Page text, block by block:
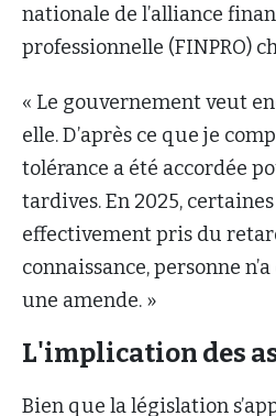
nationale de l’alliance
professionnelle (FINPRO)
« Le gouvernement veut
elle. D’après ce que je
tolérance a été accordée
tardives. En 2025,
effectivement pris du
connaissance, personne
une amende. »
L'implication des
Bien que la législation